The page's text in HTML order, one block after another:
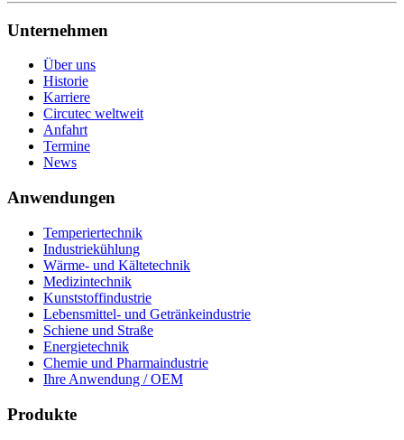
Unternehmen
Über uns
Historie
Karriere
Circutec weltweit
Anfahrt
Termine
News
Anwendungen
Temperiertechnik
Industriekühlung
Wärme- und Kältetechnik
Medizintechnik
Kunststoffindustrie
Lebensmittel- und Getränkeindustrie
Schiene und Straße
Energietechnik
Chemie und Pharmaindustrie
Ihre Anwendung / OEM
Produkte